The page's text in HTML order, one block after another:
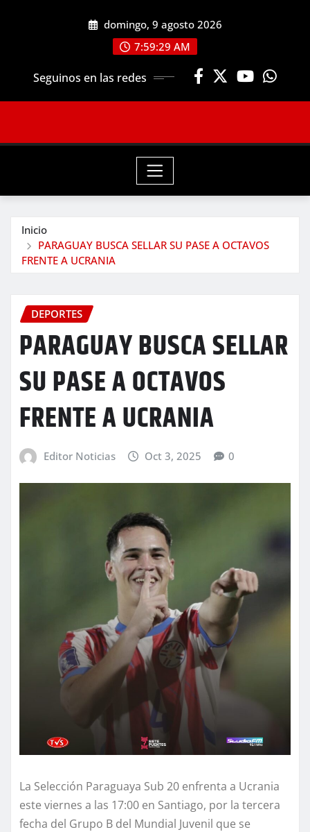
domingo, 9 agosto 2026
7:59:31 AM
Seguinos en las redes
Inicio
PARAGUAY BUSCA SELLAR SU PASE A OCTAVOS
FRENTE A UCRANIA
DEPORTES
PARAGUAY BUSCA SELLAR
SU PASE A OCTAVOS
FRENTE A UCRANIA
Editor Noticias Oct 3, 2025 0
La Selección Paraguaya Sub 20 enfrenta a Ucrania
este viernes a las 17:00 en Santiago, por la tercera
fecha del Grupo B del Mundial Juvenil que se